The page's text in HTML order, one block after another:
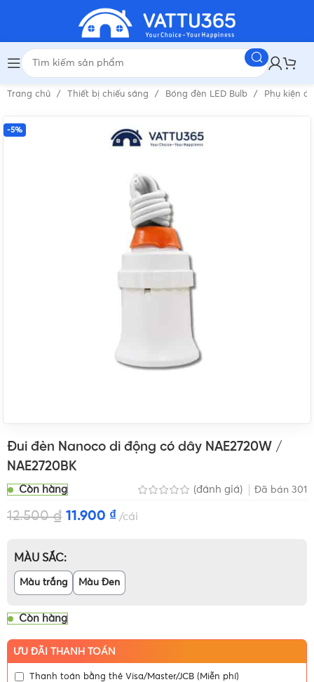
Trang chủ Thiết bị chiếu sáng Bóng đèn LED Bulb Phụ kiện
-5%
Đui đèn Nanoco di động có dây NAE2720W /
NAE2720BK
Còn hàng (đánh giá) Đã bán 301
12.500₫ 11.900 ₫ cái
MÀU SẮC
Màu trắng Màu Đen
Còn hàng
ƯU ĐÃI THANH TOÁN
Thanh toán bằng thẻ Visa/Master/JCB (Miễn phí)